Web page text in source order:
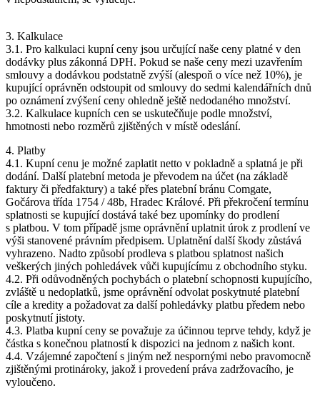
3. Kalkulace
3.1. Pro kalkulaci kupní ceny jsou určující naše ceny platné v den
dodávky plus zákonná DPH. Pokud se naše ceny mezi uzavřením
smlouvy a dodávkou podstatně zvýší (alespoň o více než 10%), je
kupující oprávněn odstoupit od smlouvy do sedmi kalendářních dnů
po oznámení zvýšení ceny ohledně ještě nedodaného množství.
3.2. Kalkulace kupních cen se uskutečňuje podle množství,
hmotnosti nebo rozměrů zjištěných v místě odeslání.
4. Platby
4.1. Kupní cenu je možné zaplatit netto v pokladně a splatná je při
dodání. Další platební metoda je převodem na účet (na základě
faktury či předfaktury) a také přes platební bránu Comgate,
Gočárova třída 1754 / 48b, Hradec Králové. Při překročení termínu
splatnosti se kupující dostává také bez upomínky do prodlení
s platbou. V tom případě jsme oprávnění uplatnit úrok z prodlení ve
výši stanovené právním předpisem. Uplatnění další škody zůstává
vyhrazeno. Nadto způsobí prodleva s platbou splatnost našich
veškerých jiných pohledávek vůči kupujícímu z obchodního styku.
4.2. Při odůvodněných pochybách o platební schopnosti kupujícího,
zvláště u nedoplatků, jsme oprávnění odvolat poskytnuté platební
cíle a kredity a požadovat za další pohledávky platbu předem nebo
poskytnutí jistoty.
4.3. Platba kupní ceny se považuje za účinnou teprve tehdy, když je
částka s konečnou platností k dispozici na jednom z našich kont.
4.4. Vzájemné započtení s jiným než nespornými nebo pravomocně
zjištěnými protinároky, jakož i provedení práva zadržovacího, je
vyloučeno.